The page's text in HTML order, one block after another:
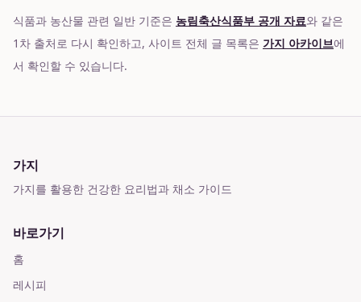
식품과 농산물 관련 일반 기준은 농림축산식품부 공개 자료와 같은
1차 출처로 다시 확인하고, 사이트 전체 글 목록은 가지 아카이브에
서 확인할 수 있습니다.
가지
가지를 활용한 건강한 요리법과 채소 가이드
바로가기
홈
레시피